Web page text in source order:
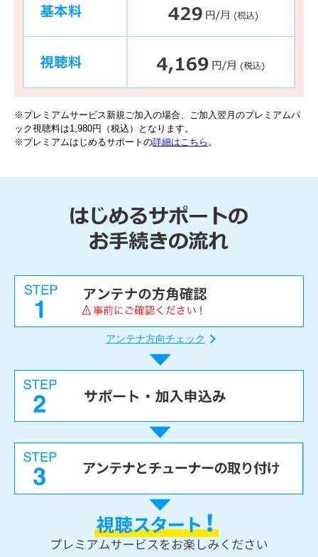
※プレミアムサービス新規ご加入の場合、ご加入翌月のプレミアムパ
ック視聴料は1,980円（税込）となります。
※プレミアムはじめるサポートの詳細はこちら 。
アンテナ方向チェック